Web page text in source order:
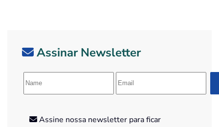
Assinar Newsletter
Assine nossa newsletter para ficar